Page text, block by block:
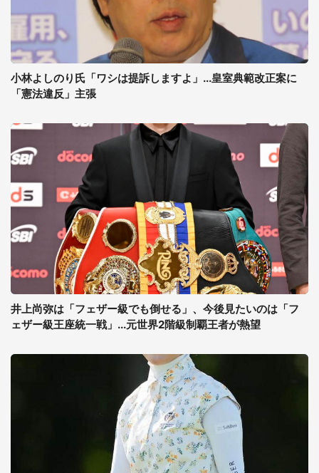
小林よしのり氏「ワシは提訴しますよ」...皇室典範改正案に
「憲法違反」主張
井上尚弥は「フェザー級でも倒せる」、今後見たいのは「フ
ェザー級王座統一戦」...元世界2階級制覇王者が熱望